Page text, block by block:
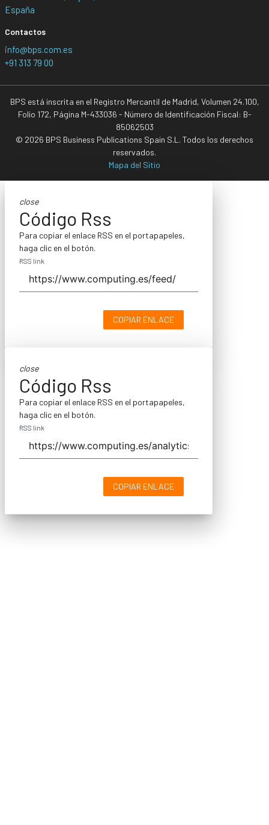
España
Contactos
info@bps.com.es
+91 313 79 00
BPS está inscrita en el Registro Mercantil de Madrid, Volumen 24.100,
Folio 172, Página M-433036 - Número de Identificación Fiscal: B-
85062503
© 2026 BPS Business Publications Spain S.L. Todos los derechos
reservados.
Mapa del Sitio
close
Código Rss
Para copiar el enlace RSS en el portapapeles,
haga clic en el botón.
RSS link
COPIAR ENLACE
close
Código Rss
Para copiar el enlace RSS en el portapapeles,
haga clic en el botón.
RSS link
COPIAR ENLACE